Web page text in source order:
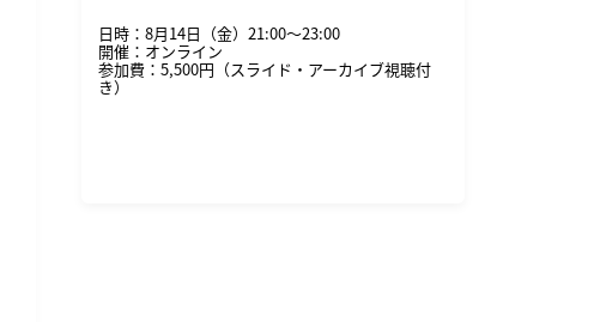
日時：8月14日（金）21:00〜23:00
開催：オンライン
参加費：5,500円（スライド・アーカイブ視聴付
き）